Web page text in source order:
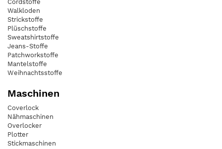
Cordstoffe
Walkloden
Strickstoffe
Plüschstoffe
Sweatshirtstoffe
Jeans-Stoffe
Patchworkstoffe
Mantelstoffe
Weihnachtsstoffe
Maschinen
Coverlock
Nähmaschinen
Overlocker
Plotter
Stickmaschinen